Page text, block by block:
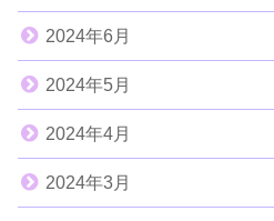
2024年6月
2024年5月
2024年4月
2024年3月